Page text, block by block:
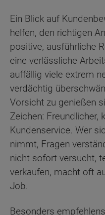
Ein Blick auf
helfen, den richtigen
positive, ausführliche
eine verlässliche
auffällig viele extrem
verdächtig
Vorsicht zu genießen
Zeichen: Freundlicher,
Kundenservice. Wer
nimmt, Fragen
nicht sofort versucht,
verkaufen, macht oft
Job.
Besonders